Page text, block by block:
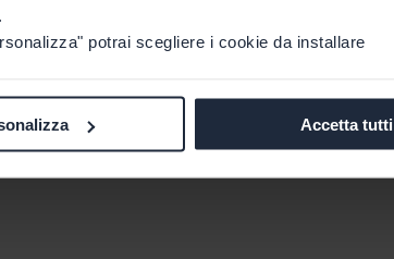
.
potrai scegliere i cookie da installare
Accetta tutti